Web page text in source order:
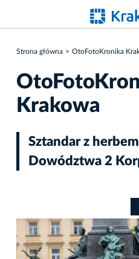
Strona główna OtoFotoKronika
Krakowa
Sztandar z
Dowództwa 2